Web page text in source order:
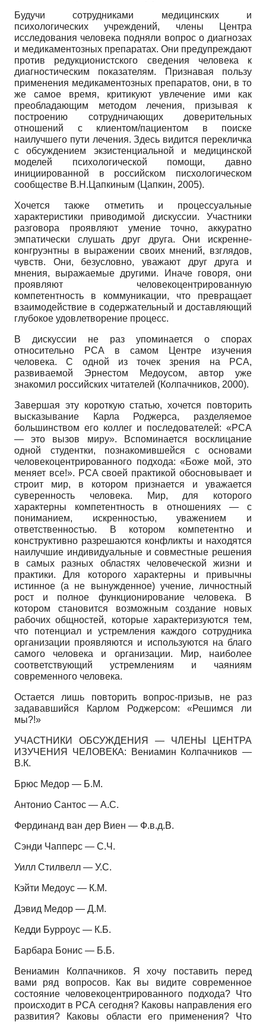
Будучи сотрудниками медицинских и
психологических учреждений, члены Центра
исследования человека подняли вопрос о диагнозах
и медикаментозных препаратах. Они предупреждают
против ре­дукционистского сведения человека к
диагностическим показателям. Признавая пользу
применения медикаментозных препаратов, они, в то
же самое время, критикуют увлечение ими как
преобладающим методом лечения, призывая к
построению сотрудничающих доверительных
отношений с клиентом/пациентом в поиске
наилучшего пути лечения. Здесь видится перекличка
с обсуждением экзистенциальной и медицинской
моделей психологической помощи, давно
инициированной в российском писхологическом
сообществе В.Н.Цапкиным (Цапкин, 2005).
Хочется также отметить и процессуальные
характеристики приводимой дискуссии. Участники
разговора проявляют умение точно, аккуратно
эмпатически слушать друг друга. Они искренне-
конгруэнтны в выражении своих мнений, взглядов,
чувств. Они, безусловно, уважают друг друга и
мнения, выражаемые другими. Иначе говоря, они
проявляют человекоцентрированную
компетентность в коммуникации, что превращает
взаимодействие в содержательный и доставляющий
глубокое удовлетворение процесс.
В дискуссии не раз упоминается о спорах
относительно РСА в самом Центре изучения
человека. С одной из точек зрения на РСА,
развиваемой Эрнестом Медоусом, автор уже
знакомил российских читателей (Колпачников, 2000).
Завершая эту короткую статью, хочется повторить
высказывание Карла Роджерса, разделяемое
большинством его коллег и последователей: «РСА
— это вызов миру». Вспоминается восклицание
одной студентки, познакомившейся с основами
человекоцентрированного подхода: «Боже мой, это
меняет все!». РСА своей практикой обосновывает и
строит мир, в котором признается и уважается
суверенность человека. Мир, для которого
характерны компетентность в отношениях — с
пониманием, искренностью, уважением и
ответственностью. В котором компетентно и
конструктивно разрешаются конфликты и находятся
наилучшие индивидуальные и совместные решения
в самых разных областях человеческой жизни и
практики. Для которого характерны и привычны
истинное (а не вынужденное) учение, личностный
рост и полное функционирование человека. В
котором становится возможным создание новых
рабочих общностей, которые характеризуются тем,
что потенциал и устремления каждого сотрудника
организации проявляются и используются на благо
самого человека и организации. Мир, наиболее
соответствующий устремлениям и чаяниям
современного человека.
Остается лишь повторить вопрос-призыв, не раз
задававшийся Карлом Роджерсом: «Решимся ли
мы?!»
УЧАСТНИКИ ОБСУЖДЕНИЯ — ЧЛЕНЫ ЦЕНТРА
ИЗУЧЕНИЯ ЧЕЛОВЕКА: Вениамин Колпачников —
В.К.
Брюс Медор — Б.М.
Антонио Сантос — А.С.
Фердинанд ван дер Виен — Ф.в.д.В.
Сэнди Чапперс — С.Ч.
Уилл Стилвелл — У.С.
Кэйти Медоус — К.М.
Дэвид Медор — Д.М.
Кедди Бурроус — К.Б.
Барбара Бонис — Б.Б.
Вениамин Колпачников. Я хочу поставить перед
вами ряд вопросов. Как вы видите современное
состояние человекоцентрированного подхода? Что
происходит в РСА сегодня? Каковы направления его
развития? Каковы области его применения? Что